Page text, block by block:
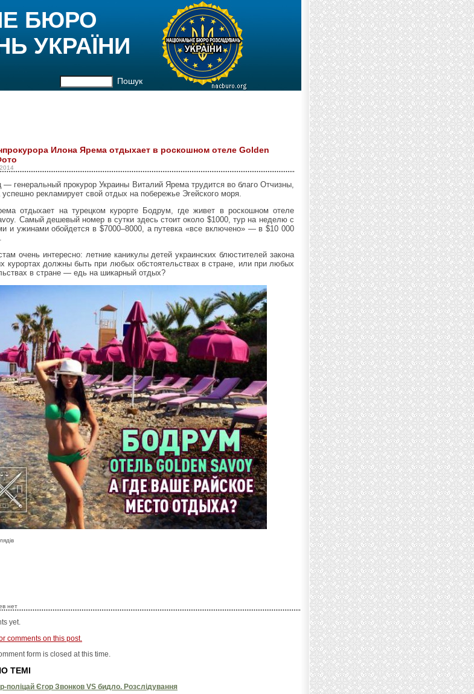
Пошук
БЮРО
УКРАЇНИ
Илона Ярема отдыхает в роскошном отеле Golden
— генеральный прокурор Украины Виталий Ярема трудится во благо Отчизны,
успешно рекламирует свой отдых на побережье Эгейского моря.
отдыхает на турецком курорте Бодрум, где живет в роскошном отеле
Самый дешевый номер в сутки здесь стоит около $1000, тур на неделю с
и ужинами обойдется в $7000–8000, а путевка «все включено» — в $10 000
очень интересно: летние каникулы детей украинских блюстителей закона
курортах должны быть при любых обстоятельствах в стране, или при любых
в стране — едь на шикарный отдых?
нет
yet.
comments on this post.
form is closed at this time.
ТЕМІ
поліцай Єгор Звонков VS бидло. Розслідування